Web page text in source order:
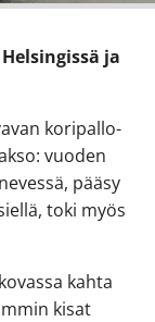
ja
koripallo-
vuoden
pääsy
toki myös
kahta
kisat